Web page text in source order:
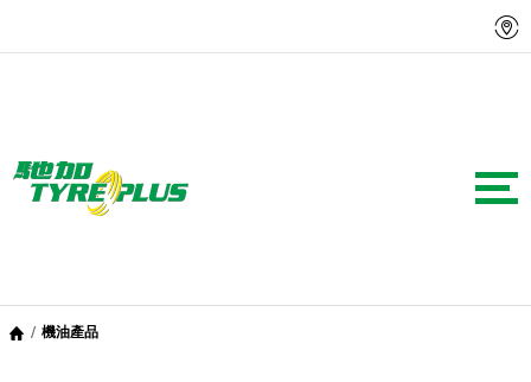
機油產品